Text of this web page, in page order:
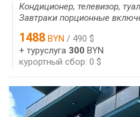
Кондиционер, телевизор,
Завтраки порционные
1488 BYN / 490 $
+ туруслуга 300 BYN
курортный сбор: 0 $